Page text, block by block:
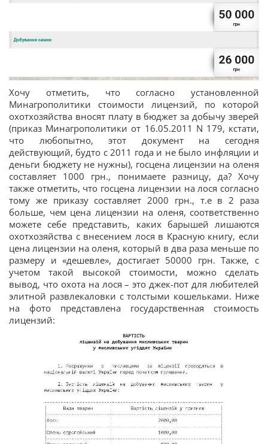
Хочу отметить, что согласно установленной
Минагрополитики стоимости лицензий, по которой
охотхозяйства вносят плату в бюджет за добычу зверей
(приказ Минагрополитики от 16.05.2011 N 179, кстати,
что любопытно, этот документ на сегодня
действующий, будто с 2011 года и не было инфляции и
деньги бюджету не нужны), госцена лицензии на оленя
составляет 1000 грн., понимаете разницу, да? Хочу
также отметить, что госцена лицензии на лося согласно
тому же приказу составляет 2000 грн., т.е в 2 раза
больше, чем цена лицензии на оленя, соответственно
можете себе представить, каких барышей лишаются
охотхозяйства с внесением лося в Красную книгу, если
цена лицензии на оленя, который в два раза меньше по
размеру и «дешевле», достигает 50000 грн. Также, с
учетом такой высокой стоимости, можно сделать
вывод, что охота на лося – это джек-пот для любителей
элитной развлекаловки с толстыми кошельками. Ниже
на фото представлена государственная стоимость
лицензий: